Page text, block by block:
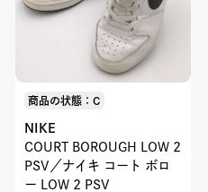
商品の状態：C
NIKE
COURT BOROUGH LOW 2
PSV／ナイキ コート ボロ
ー LOW 2 PSV